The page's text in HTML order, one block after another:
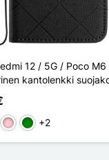
12 / 5G / Poco M6
kantolenkki
PinkkiVihreä
+2